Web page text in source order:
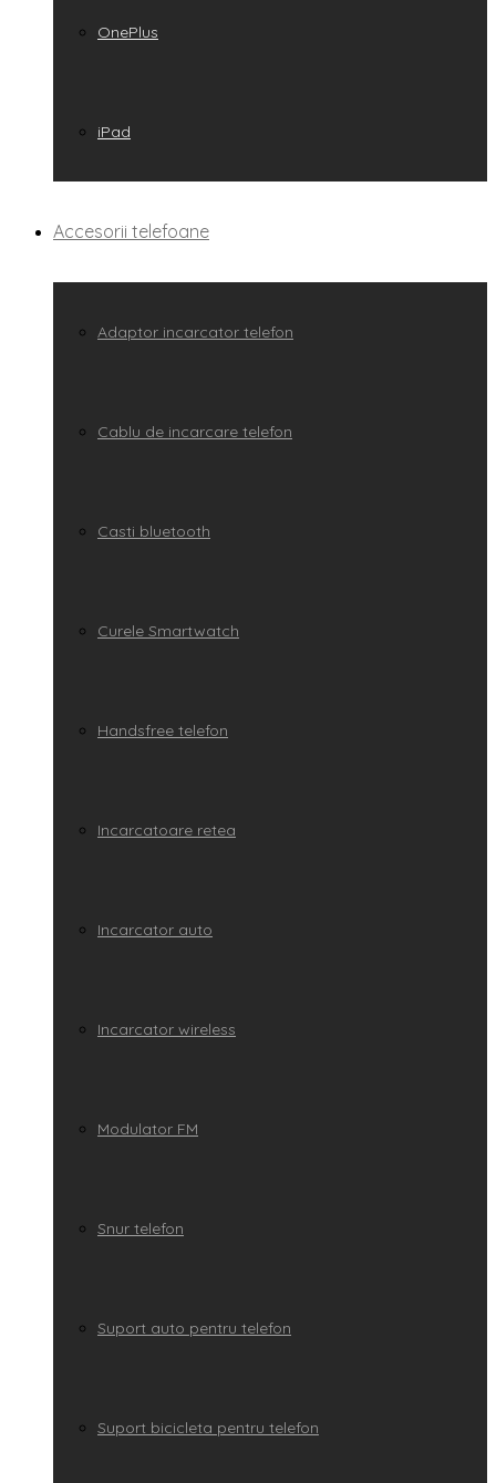
OnePlus
iPad
Accesorii telefoane
Adaptor incarcator telefon
Cablu de incarcare telefon
Casti bluetooth
Curele Smartwatch
Handsfree telefon
Incarcatoare retea
Incarcator auto
Incarcator wireless
Modulator FM
Snur telefon
Suport auto pentru telefon
Suport bicicleta pentru telefon